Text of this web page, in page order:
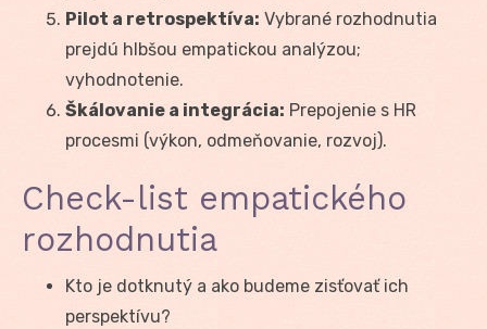
Pilot a retrospektíva: Vybrané rozhodnutia
prejdú hlbšou empatickou analýzou;
vyhodnotenie.
Škálovanie a integrácia: Prepojenie s HR
procesmi (výkon, odmeňovanie, rozvoj).
Check-list empatického
rozhodnutia
Kto je dotknutý a ako budeme zisťovať ich
perspektívu?